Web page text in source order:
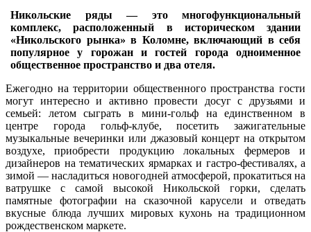
Никольские ряды — это многофункциональный
комплекс, расположенный в историческом здании
«Никольского рынка» в Коломне, включающий в себя
популярное у горожан и гостей города одноименное
общественное пространство и два отеля.
Ежегодно на территории общественного пространства гости
могут интересно и активно провести досуг с друзьями и
семьей: летом сыграть в мини-гольф на единственном в
центре города гольф-клубе, посетить зажигательные
музыкальные вечеринки или джазовый концерт на открытом
воздухе, приобрести продукцию локальных фермеров и
дизайнеров на тематических ярмарках и гастро-фестивалях, а
зимой — насладиться новогодней атмосферой, прокатиться на
ватрушке с самой высокой Никольской горки, сделать
памятные фотографии на сказочной карусели и отведать
вкусные блюда лучших мировых кухонь на традиционном
рождественском маркете.